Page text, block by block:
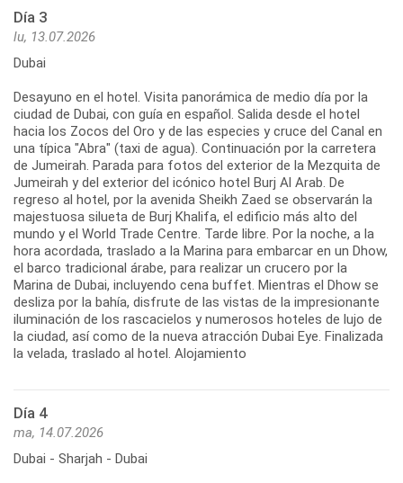
Día 3
lu, 13.07.2026
Dubai
Desayuno en el hotel. Visita panorámica de medio día por la
ciudad de Dubai, con guía en español. Salida desde el hotel
hacia los Zocos del Oro y de las especies y cruce del Canal en
una típica "Abra" (taxi de agua). Continuación por la carretera
de Jumeirah. Parada para fotos del exterior de la Mezquita de
Jumeirah y del exterior del icónico hotel Burj Al Arab. De
regreso al hotel, por la avenida Sheikh Zaed se observarán la
majestuosa silueta de Burj Khalifa, el edificio más alto del
mundo y el World Trade Centre. Tarde libre. Por la noche, a la
hora acordada, traslado a la Marina para embarcar en un Dhow,
el barco tradicional árabe, para realizar un crucero por la
Marina de Dubai, incluyendo cena buffet. Mientras el Dhow se
desliza por la bahía, disfrute de las vistas de la impresionante
iluminación de los rascacielos y numerosos hoteles de lujo de
la ciudad, así como de la nueva atracción Dubai Eye. Finalizada
la velada, traslado al hotel. Alojamiento
Día 4
ma, 14.07.2026
Dubai - Sharjah - Dubai